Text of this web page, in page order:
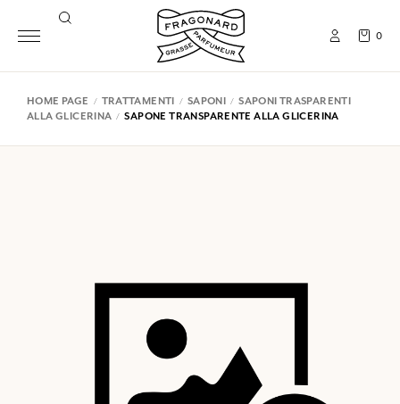
0
HOME PAGE TRATTAMENTI SAPONI
SAPONI TRASPARENTI
ALLA GLICERINA
SAPONE TRANSPARENTE ALLA GLICERINA